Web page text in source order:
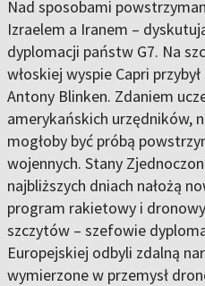
Nad sposobami
Izraelem a Iranem –
dyplomacji państw G7. Na
włoskiej wyspie Capri
Antony Blinken. Zdaniem
amerykańskich urzędników,
mogłoby być próbą
wojennych. Stany
najbliższych dniach nałożą
program rakietowy i
szczytów – szefowie
Europejskiej odbyli zdalną
wymierzone w przemysł